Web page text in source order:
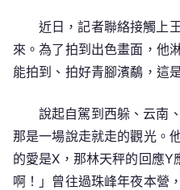
較
鳥”
近日，記者聯絡接觸上
來。為了拍到出色畫面，他
能拍到、拍好青腳濱鷸，這
說起自駕到西躲、云南
那是一場說走就走的觀光。
的愛是X，那林天秤的回應Y
啊！」曾往過珠峰年夜本營